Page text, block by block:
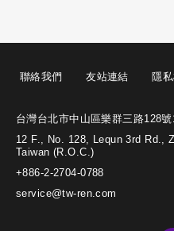
聯絡我們 友站連結 隱
台灣台北市中山區樂群三路128
12 F., No. 128, Lequn 3rd Rd.,
Taiwan (R.O.C.)
+886-2-2704-0788
service@tw-ren.com